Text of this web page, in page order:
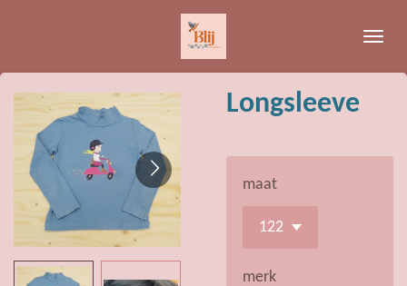
naar
de
hoofdinhoud
Longsleeve
maat
merk